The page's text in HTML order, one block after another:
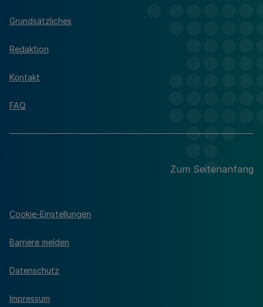
Grundsätzliches
Redaktion
Kontakt
FAQ
Zum Seitenanfang
Cookie-Einstellungen
Barriere melden
Datenschutz
Impressum